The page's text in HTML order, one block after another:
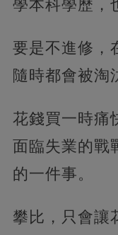
學本科學歷，
要是不進修，
隨時都會被淘
花錢買一時痛
面臨失業的戰
的一件事。
攀比，只會讓